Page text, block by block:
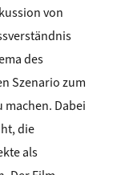
von
des
Szenario zum
machen. Dabei
die
als